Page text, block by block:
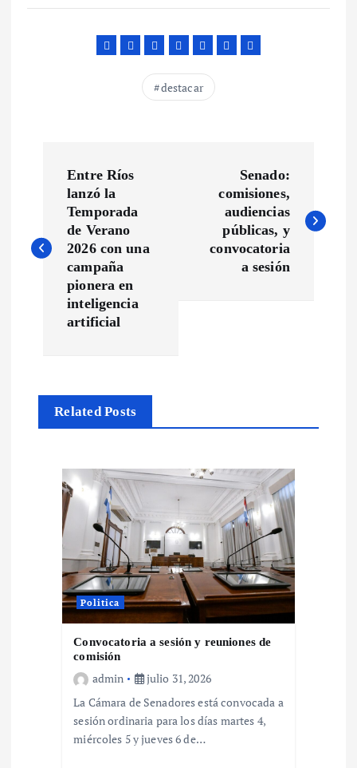
destacar
v
c
Entre Ríos
lanzó la
Temporada
de Verano
2026 con una
campaña
pionera en
inteligencia
artificial
Senado:
comisiones,
audiencias
públicas, y
convocatoria
a sesión
Related Posts
Politica
Convocatoria a sesión y reuniones de
comisión
admin
julio 31, 2026
La Cámara de Senadores está convocada a
sesión ordinaria para los días martes 4,
miércoles 5 y jueves 6 de…